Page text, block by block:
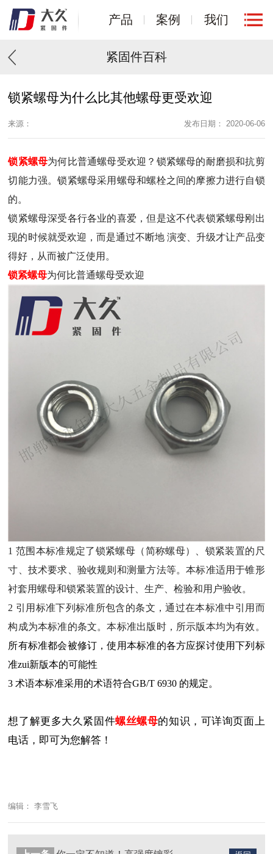
产品 案例 我们
紧固件百科
锁紧螺母为什么比其他螺母更受欢迎
来源： 发布日期： 2020-06-06
锁紧螺母为何比普通螺母受欢迎？锁紧螺母的耐磨损和抗剪
切能力强。锁紧螺母采用螺母和螺栓之间的摩擦力进行自锁
的。
锁紧螺母深受各行各业的喜爱，但是这不代表锁紧螺母刚出
现的时候就受欢迎，而是通过不断地 演变、升级才让产品变
得好，从而被广泛使用。
锁紧螺母为何比普通螺母受欢迎
1 范围本标准规定了锁紧螺母（简称螺母）、锁紧装置的尺
寸、技术要求、验收规则和测量方法等。本标准适用于锥形
衬套用螺母和锁紧装置的设计、生产、检验和用户验收。
2 引用标准下列标准所包含的条文，通过在本标准中引用而
构成为本标准的条文。本标准出版时，所示版本均为有效。
所有标准都会被修订，使用本标准的各方应探讨使用下列标
准zui新版本的可能性
3 术语本标准采用的术语符合GB/T 6930 的规定。
想了解更多大久紧固件螺丝螺母的知识，可详询页面上
电话，即可为您解答！
编辑： 李雪飞